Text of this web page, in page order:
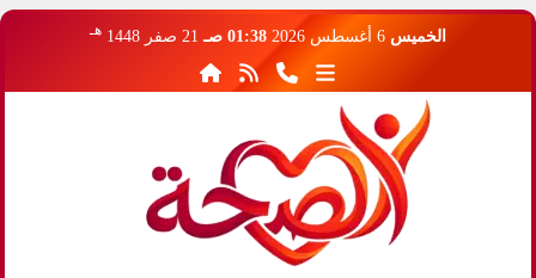
الخميس 01:38 صـ 21 صفر 1448 هـ